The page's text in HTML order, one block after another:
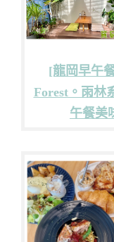
[龍岡早午
Forest。雨林
午餐美